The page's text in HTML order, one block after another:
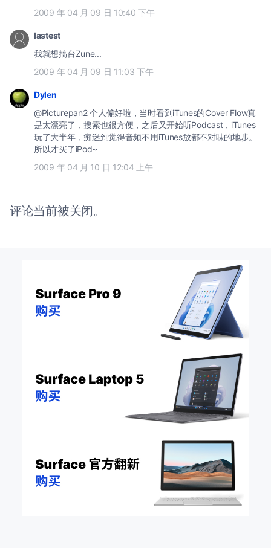
2009 年 04 月 09 日 10:40 下午
lastest
我就想搞台Zune...
2009 年 04 月 09 日 11:03 下午
Dylen
@Picturepan2 个人偏好啦，当时看到iTunes的Cover Flow真
是太漂亮了，搜索也很方便，之后又开始听Podcast，iTunes
玩了大半年，痴迷到觉得音频不用iTunes放都不对味的地步。
所以才买了iPod~
2009 年 04 月 10 日 12:04 上午
评论当前被关闭。